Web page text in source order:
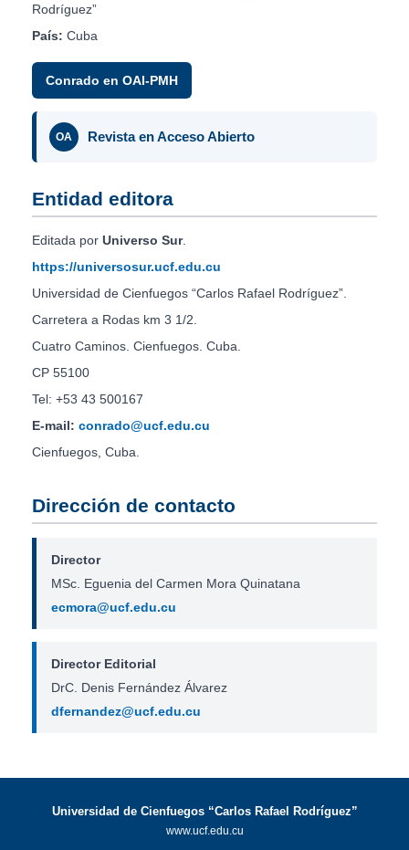
Rodríguez”
País: Cuba
Conrado en OAI-PMH
OA Revista en Acceso Abierto
Entidad editora
Editada por Universo Sur.
https://universosur.ucf.edu.cu
Universidad de Cienfuegos “Carlos Rafael Rodríguez”.
Carretera a Rodas km 3 1/2.
Cuatro Caminos. Cienfuegos. Cuba.
CP 55100
Tel: +53 43 500167
E-mail: conrado@ucf.edu.cu
Cienfuegos, Cuba.
Dirección de contacto
Director
MSc. Eguenia del Carmen Mora Quinatana
ecmora@ucf.edu.cu
Director Editorial
DrC. Denis Fernández Álvarez
dfernandez@ucf.edu.cu
Universidad de Cienfuegos “Carlos Rafael Rodríguez”
www.ucf.edu.cu